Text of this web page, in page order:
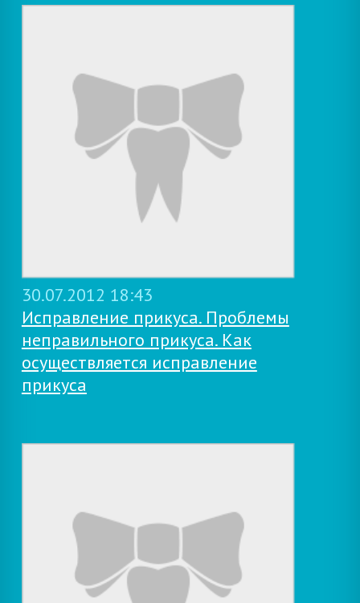
30.07.2012 18:43
Исправление прикуса. Проблемы
неправильного прикуса. Как
осуществляется исправление
прикуса